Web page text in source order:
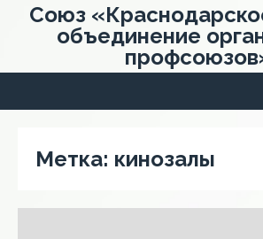
Союз
объединение
Метка: кинозалы